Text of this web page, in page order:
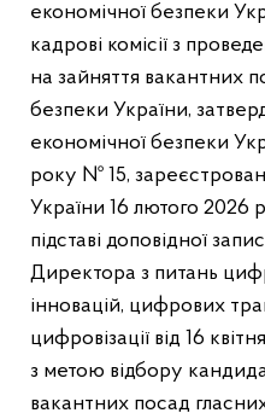
економічної безпеки
кадрові комісії з
на зайняття вакантних
безпеки України,
економічної безпеки
року № 15,
України 16 лютого 2026
підставі доповідної
Директора з питань
інновацій, цифрових
цифровізації від 16
з метою відбору
вакантних посад